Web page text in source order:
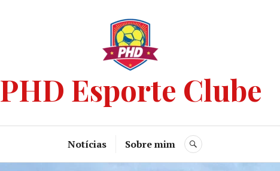
PHD Esporte Clube
Notícias Sobre mim